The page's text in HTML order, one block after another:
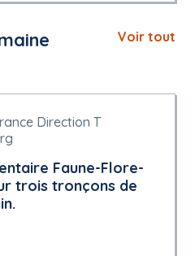
Voir tout
Direction T
Faune-Flore-
trois tronçons de